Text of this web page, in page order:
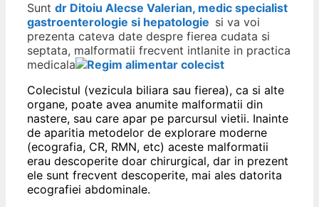
Sunt dr Ditoiu Alecse Valerian, medic specialist
gastroenterologie si hepatologie si va voi
prezenta cateva date despre fierea cudata si
septata, malformatii frecvent intlanite in practica
medicala
Colecistul (vezicula biliara sau fierea), ca si alte
organe, poate avea anumite malformatii din
nastere, sau care apar pe parcursul vietii. Inainte
de aparitia metodelor de explorare moderne
(ecografia, CR, RMN, etc) aceste malformatii
erau descoperite doar chirurgical, dar in prezent
ele sunt frecvent descoperite, mai ales datorita
ecografiei abdominale.